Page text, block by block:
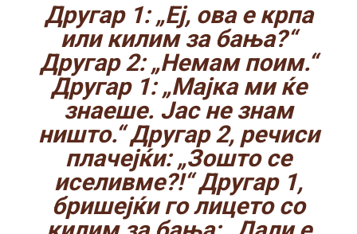
Другар 1: „Еј, ова е крпа
или килим за бања?“
Другар 2: „Немам поим.“
Другар 1: „Мајка ми ќе
знаеше. Јас не знам
ништо.“ Другар 2, речиси
плачејќи: „Зошто се
иселивме?!“ Другар 1,
бришејќи го лицето со